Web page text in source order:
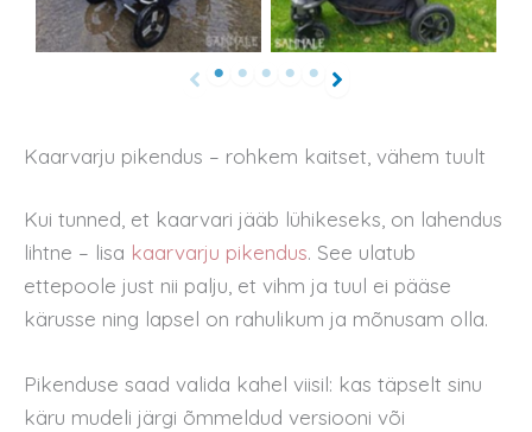
Kaarvarju pikendus – rohkem kaitset, vähem tuult
Kui tunned, et kaarvari jääb lühikeseks, on lahendus
lihtne – lisa kaarvarju pikendus. See ulatub
ettepoole just nii palju, et vihm ja tuul ei pääse
kärusse ning lapsel on rahulikum ja mõnusam olla.
Pikenduse saad valida kahel viisil: kas täpselt sinu
käru mudeli järgi õmmeldud versiooni või